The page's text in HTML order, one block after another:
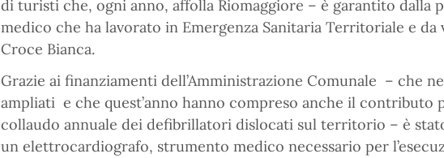
di turisti che, ogni anno, affolla Riomaggiore – è garantito dalla
medico che ha lavorato in Emergenza Sanitaria Territoriale e
Croce Bianca.
Grazie ai finanziamenti dell’Amministrazione Comunale – che
ampliati e che quest’anno hanno compreso anche il contributo
collaudo annuale dei defibrillatori dislocati sul territorio – è
un elettrocardiografo, strumento medico necessario per